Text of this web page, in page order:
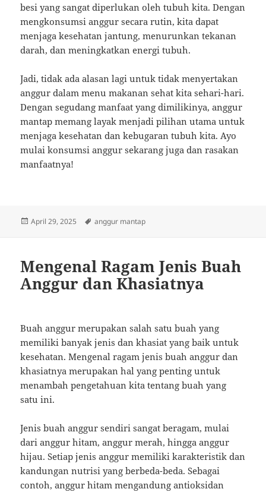
besi yang sangat diperlukan oleh tubuh kita. Dengan
mengkonsumsi anggur secara rutin, kita dapat
menjaga kesehatan jantung, menurunkan tekanan
darah, dan meningkatkan energi tubuh.
Jadi, tidak ada alasan lagi untuk tidak menyertakan
anggur dalam menu makanan sehat kita sehari-hari.
Dengan segudang manfaat yang dimilikinya, anggur
mantap memang layak menjadi pilihan utama untuk
menjaga kesehatan dan kebugaran tubuh kita. Ayo
mulai konsumsi anggur sekarang juga dan rasakan
manfaatnya!
Posted
April 29, 2025 Tags
anggur mantap
Mengenal Ragam Jenis Buah
Anggur dan Khasiatnya
Buah anggur merupakan salah satu buah yang
memiliki banyak jenis dan khasiat yang baik untuk
kesehatan. Mengenal ragam jenis buah anggur dan
khasiatnya merupakan hal yang penting untuk
menambah pengetahuan kita tentang buah yang
satu ini.
Jenis buah anggur sendiri sangat beragam, mulai
dari anggur hitam, anggur merah, hingga anggur
hijau. Setiap jenis anggur memiliki karakteristik dan
kandungan nutrisi yang berbeda-beda. Sebagai
contoh, anggur hitam mengandung antioksidan